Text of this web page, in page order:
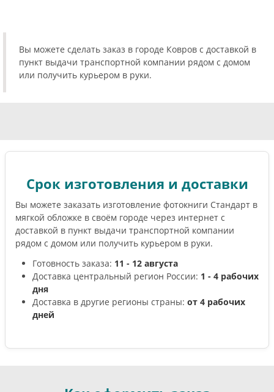
Вы можете сделать заказ в городе Ковров с доставкой в
пункт выдачи транспортной компании рядом с домом
или получить курьером в руки.
Срок изготовления и доставки
Вы можете заказать изготовление фотокниги Стандарт в
мягкой обложке в своём городе через интернет с
доставкой в пункт выдачи транспортной компании
рядом с домом или получить курьером в руки.
Готовность заказа: 11 - 12 августа
Доставка центральный регион России: 1 - 4 рабочих
дня
Доставка в другие регионы страны: от 4 рабочих
дней